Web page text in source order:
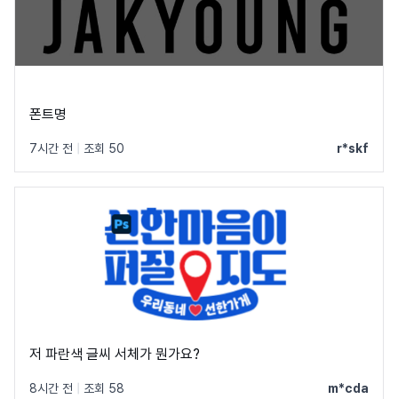
폰트명
7시간 전 조회 50 r*skf
저 파란색 글씨 서체가 뭔가요?
8시간 전 조회 58 m*cda